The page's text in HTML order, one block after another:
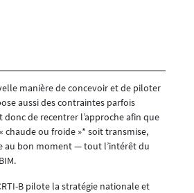
manière de concevoir et de piloter
aussi des contraintes parfois
donc de recentrer l’approche afin que
chaude ou froide »* soit transmise,
au bon moment — tout l’intérêt du
B pilote la stratégie nationale et